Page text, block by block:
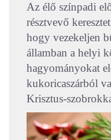
Az élő színpadi
résztvevő
hogy vezekeljen
államban a helyi
hagyományokat
kukoricaszárból
Krisztus-